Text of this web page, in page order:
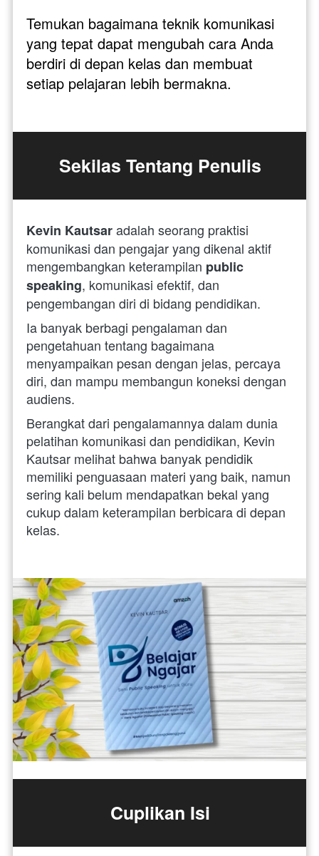
Temukan bagaimana teknik komunikasi
yang tepat dapat mengubah cara Anda
berdiri di depan kelas dan membuat
setiap pelajaran lebih bermakna.
Sekilas Tentang Penulis
Kevin Kautsar adalah seorang praktisi
komunikasi dan pengajar yang dikenal aktif
mengembangkan keterampilan public
speaking, komunikasi efektif, dan
pengembangan diri di bidang pendidikan.
Ia banyak berbagi pengalaman dan
pengetahuan tentang bagaimana
menyampaikan pesan dengan jelas, percaya
diri, dan mampu membangun koneksi dengan
audiens.
Berangkat dari pengalamannya dalam dunia
pelatihan komunikasi dan pendidikan, Kevin
Kautsar melihat bahwa banyak pendidik
memiliki penguasaan materi yang baik, namun
sering kali belum mendapatkan bekal yang
cukup dalam keterampilan berbicara di depan
kelas.
Cuplikan Isi